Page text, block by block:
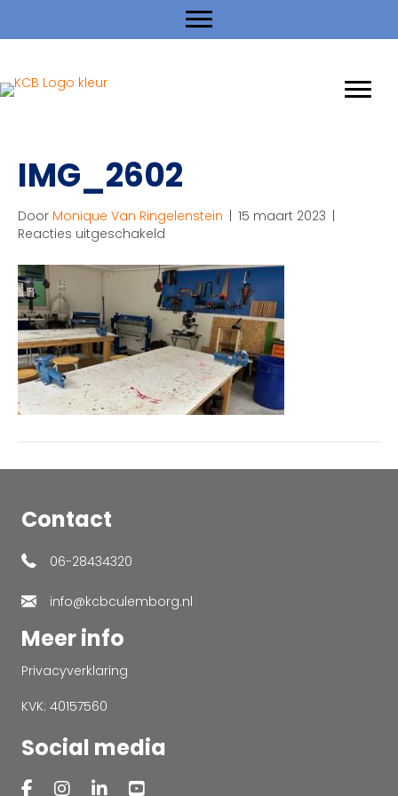
IMG_2602
Door Monique Van Ringelenstein 15 maart 2023
Reacties uitgeschakeld
Contact
06-28434320
info@kcbculemborg.nl
Meer info
Privacyverklaring
KVK: 40157560
Social media